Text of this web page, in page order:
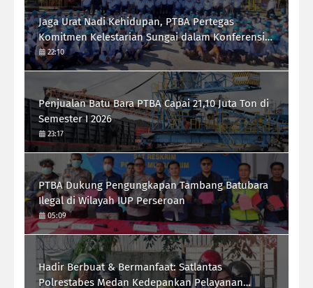
Jaga Urat Nadi Kehidupan, PTBA Pertegas
Komitmen Kelestarian Sungai dalam Konferensi
Sungai Indonesia 2026
22:10
Penjualan Batu Bara PTBA Capai 21,10 Juta Ton di
Semester I 2026
23:17
PTBA Dukung Pengungkapan Tambang Batubara
Ilegal di Wilayah IUP Perseroan
05:09
Hadir Berbuat & Bermanfaat: Satlantas
Polrestabes Medan Kedepankan Pelayanan